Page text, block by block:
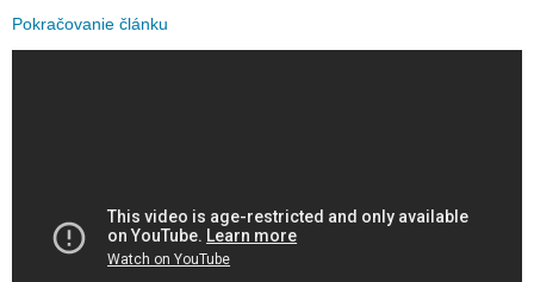
Pokračovanie článku